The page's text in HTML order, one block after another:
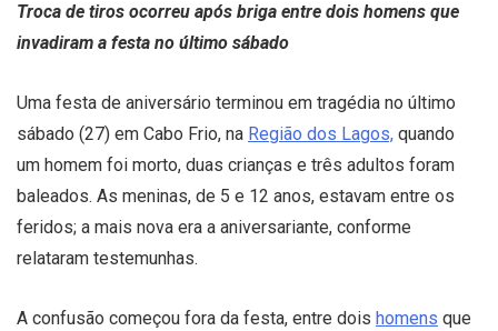
Troca de tiros ocorreu após briga entre dois homens que
invadiram a festa no último sábado
Uma festa de aniversário terminou em tragédia no último
sábado (27) em Cabo Frio, na Região dos Lagos, quando
um homem foi morto, duas crianças e três adultos foram
baleados. As meninas, de 5 e 12 anos, estavam entre os
feridos; a mais nova era a aniversariante, conforme
relataram testemunhas.
A confusão começou fora da festa, entre dois homens que